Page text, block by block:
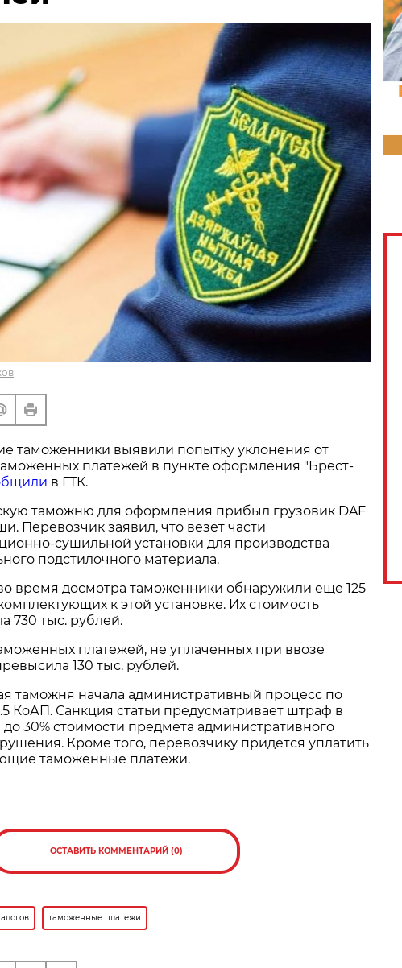
таможенники выявили попытку уклонения от
платежей в пункте оформления "Брест-
в ГТК.
таможню для оформления прибыл грузовик DAF
Перевозчик заявил, что везет части
сушильной установки для производства
подстилочного материала.
время досмотра таможенники обнаружили еще 125
к этой установке. Их стоимость
730 тыс. рублей.
платежей, не уплаченных при ввозе
130 тыс. рублей.
таможня начала административный процесс по
КоАП. Санкция статьи предусматривает штраф в
30% стоимости предмета административного
Кроме того, перевозчику придется уплатить
таможенные платежи.
ОСТАВИТЬ КОММЕНТАРИЙ (0)
таможенные платежи